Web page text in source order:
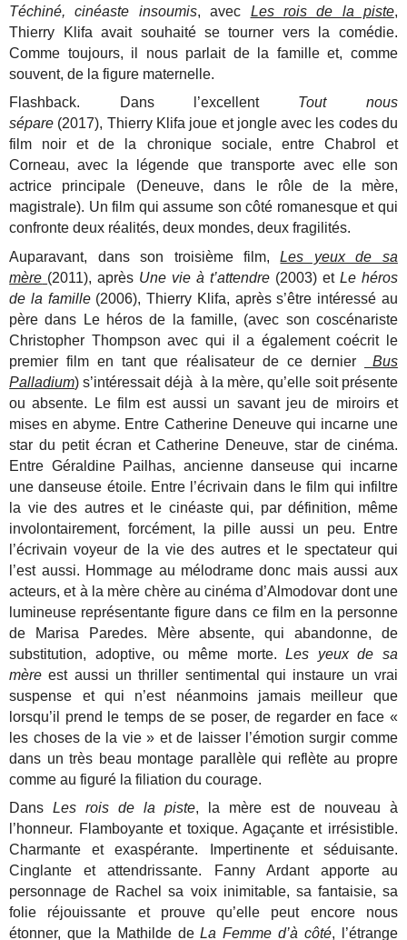
Téchiné, cinéaste insoumis, avec Les rois de la piste,
Thierry Klifa avait souhaité se tourner vers la comédie.
Comme toujours, il nous parlait de la famille et, comme
souvent, de la figure maternelle.
Flashback. Dans l’excellent Tout nous
sépare (2017), Thierry Klifa joue et jongle avec les codes du
film noir et de la chronique sociale, entre Chabrol et
Corneau, avec la légende que transporte avec elle son
actrice principale (Deneuve, dans le rôle de la mère,
magistrale). Un film qui assume son côté romanesque et qui
confronte deux réalités, deux mondes, deux fragilités.
Auparavant, dans son troisième film,Les yeux de sa
mère (2011), après Une vie à t’attendre (2003) et Le héros
de la famille(2006), Thierry Klifa, après s’être intéressé au
père dans Le héros de la famille, (avec son coscénariste
Christopher Thompson avec qui il a également coécrit le
premier film en tant que réalisateur de ce dernier
Bus
Palladium) s’intéressait déjà à la mère, qu’elle soit présente
ou absente. Le film est aussi un savant jeu de miroirs et
mises en abyme. Entre Catherine Deneuve qui incarne une
star du petit écran et Catherine Deneuve, star de cinéma.
Entre Géraldine Pailhas, ancienne danseuse qui incarne
une danseuse étoile. Entre l’écrivain dans le film qui infiltre
la vie des autres et le cinéaste qui, par définition, même
involontairement, forcément, la pille aussi un peu. Entre
l’écrivain voyeur de la vie des autres et le spectateur qui
l’est aussi. Hommage au mélodrame donc mais aussi aux
acteurs, et à la mère chère au cinéma d’Almodovar dont une
lumineuse représentante figure dans ce film en la personne
de Marisa Paredes. Mère absente, qui abandonne, de
substitution, adoptive, ou même morte.Les yeux de sa
mère est aussi un thriller sentimental qui instaure un vrai
suspense et qui n’est néanmoins jamais meilleur que
lorsqu’il prend le temps de se poser, de regarder en face «
les choses de la vie » et de laisser l’émotion surgir comme
dans un très beau montage parallèle qui reflète au propre
comme au figuré la filiation du courage.
DansLes rois de la piste, la mère est de nouveau à
l’honneur. Flamboyante et toxique. Agaçante et irrésistible.
Charmante et exaspérante. Impertinente et séduisante.
Cinglante et attendrissante. Fanny Ardant apporte au
personnage de Rachel sa voix inimitable, sa fantaisie, sa
folie réjouissante et prouve qu’elle peut encore nous
étonner, que la Mathilde deLa Femme d’à côté, l’étrange